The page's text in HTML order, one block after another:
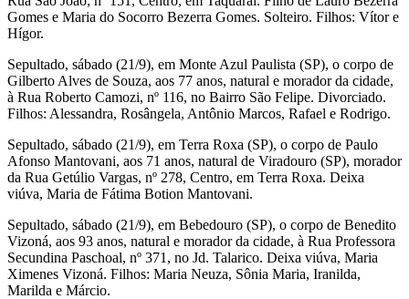
Gomes e Maria do Socorro Bezerra Gomes. Solteiro. Filhos: Vítor e
Hígor.
Sepultado, sábado (21/9), em Monte Azul Paulista (SP), o corpo de
Gilberto Alves de Souza, aos 77 anos, natural e morador da cidade,
à Rua Roberto Camozi, nº 116, no Bairro São Felipe. Divorciado.
Filhos: Alessandra, Rosângela, Antônio Marcos, Rafael e Rodrigo.
Sepultado, sábado (21/9), em Terra Roxa (SP), o corpo de Paulo
Afonso Mantovani, aos 71 anos, natural de Viradouro (SP), morador
da Rua Getúlio Vargas, nº 278, Centro, em Terra Roxa. Deixa
viúva, Maria de Fátima Botion Mantovani.
Sepultado, sábado (21/9), em Bebedouro (SP), o corpo de Benedito
Vizoná, aos 93 anos, natural e morador da cidade, à Rua Professora
Secundina Paschoal, nº 371, no Jd. Talarico. Deixa viúva, Maria
Ximenes Vizoná. Filhos: Maria Neuza, Sônia Maria, Iranilda,
Marilda e Márcio.